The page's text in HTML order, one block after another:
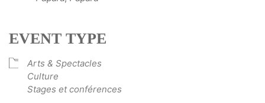
EVENT TYPE
Arts & Spectacles
Culture
Stages et conférences